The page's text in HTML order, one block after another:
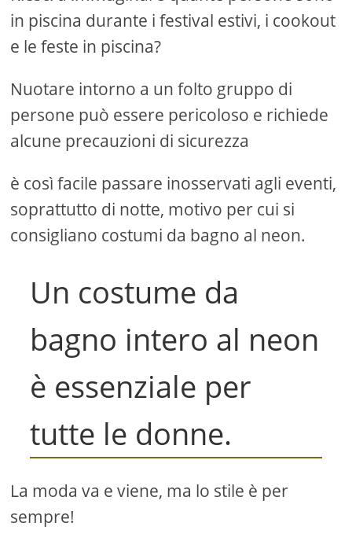
in piscina durante i festival estivi, i cookout
e le feste in piscina?
Nuotare intorno a un folto gruppo di
persone può essere pericoloso e richiede
alcune precauzioni di sicurezza
è così facile passare inosservati agli eventi,
soprattutto di notte, motivo per cui si
consigliano costumi da bagno al neon.
Un costume da
bagno intero al neon
è essenziale per
tutte le donne.
La moda va e viene, ma lo stile è per
sempre!